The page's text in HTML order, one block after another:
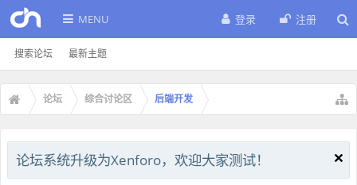
MENU
搜索论坛 最新主题
登录 注册
论坛 综合讨论区 后端开发
论坛系统升级为Xenforo，欢迎大家测试！